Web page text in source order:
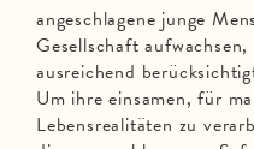
angeschlagene junge
Gesellschaft
ausreichend
Um ihre einsamen, für
Lebensrealitäten zu